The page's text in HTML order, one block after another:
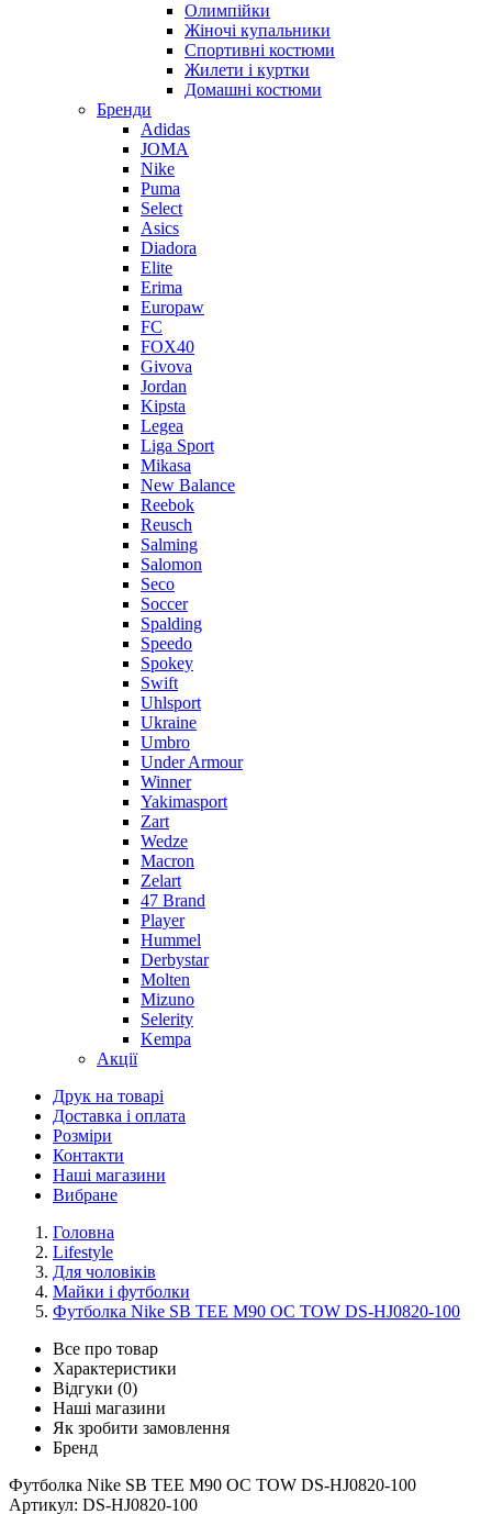
Олимпійки
Жіночі купальники
Спортивні костюми
Жилети і куртки
Домашні костюми
Бренди
Adidas
JOMA
Nike
Puma
Select
Asics
Diadora
Elite
Erima
Europaw
FC
FOX40
Givova
Jordan
Kipsta
Legea
Liga Sport
Mikasa
New Balance
Reebok
Reusch
Salming
Salomon
Seco
Soccer
Spalding
Speedo
Spokey
Swift
Uhlsport
Ukraine
Umbro
Under Armour
Winner
Yakimasport
Zart
Wedze
Macron
Zelart
47 Brand
Player
Hummel
Derbystar
Molten
Mizuno
Selerity
Kempa
Акції
Друк на товарі
Доставка і оплата
Розміри
Контакти
Наші магазини
Вибране
Головна
Lifestyle
Для чоловіків
Майки і футболки
Футболка Nike SB TEE M90 OC TOW DS-HJ0820-100
Все про товар
Характеристики
Відгуки (0)
Наші магазини
Як зробити замовлення
Бренд
Футболка Nike SB TEE M90 OC TOW DS-HJ0820-100
Артикул: DS-HJ0820-100